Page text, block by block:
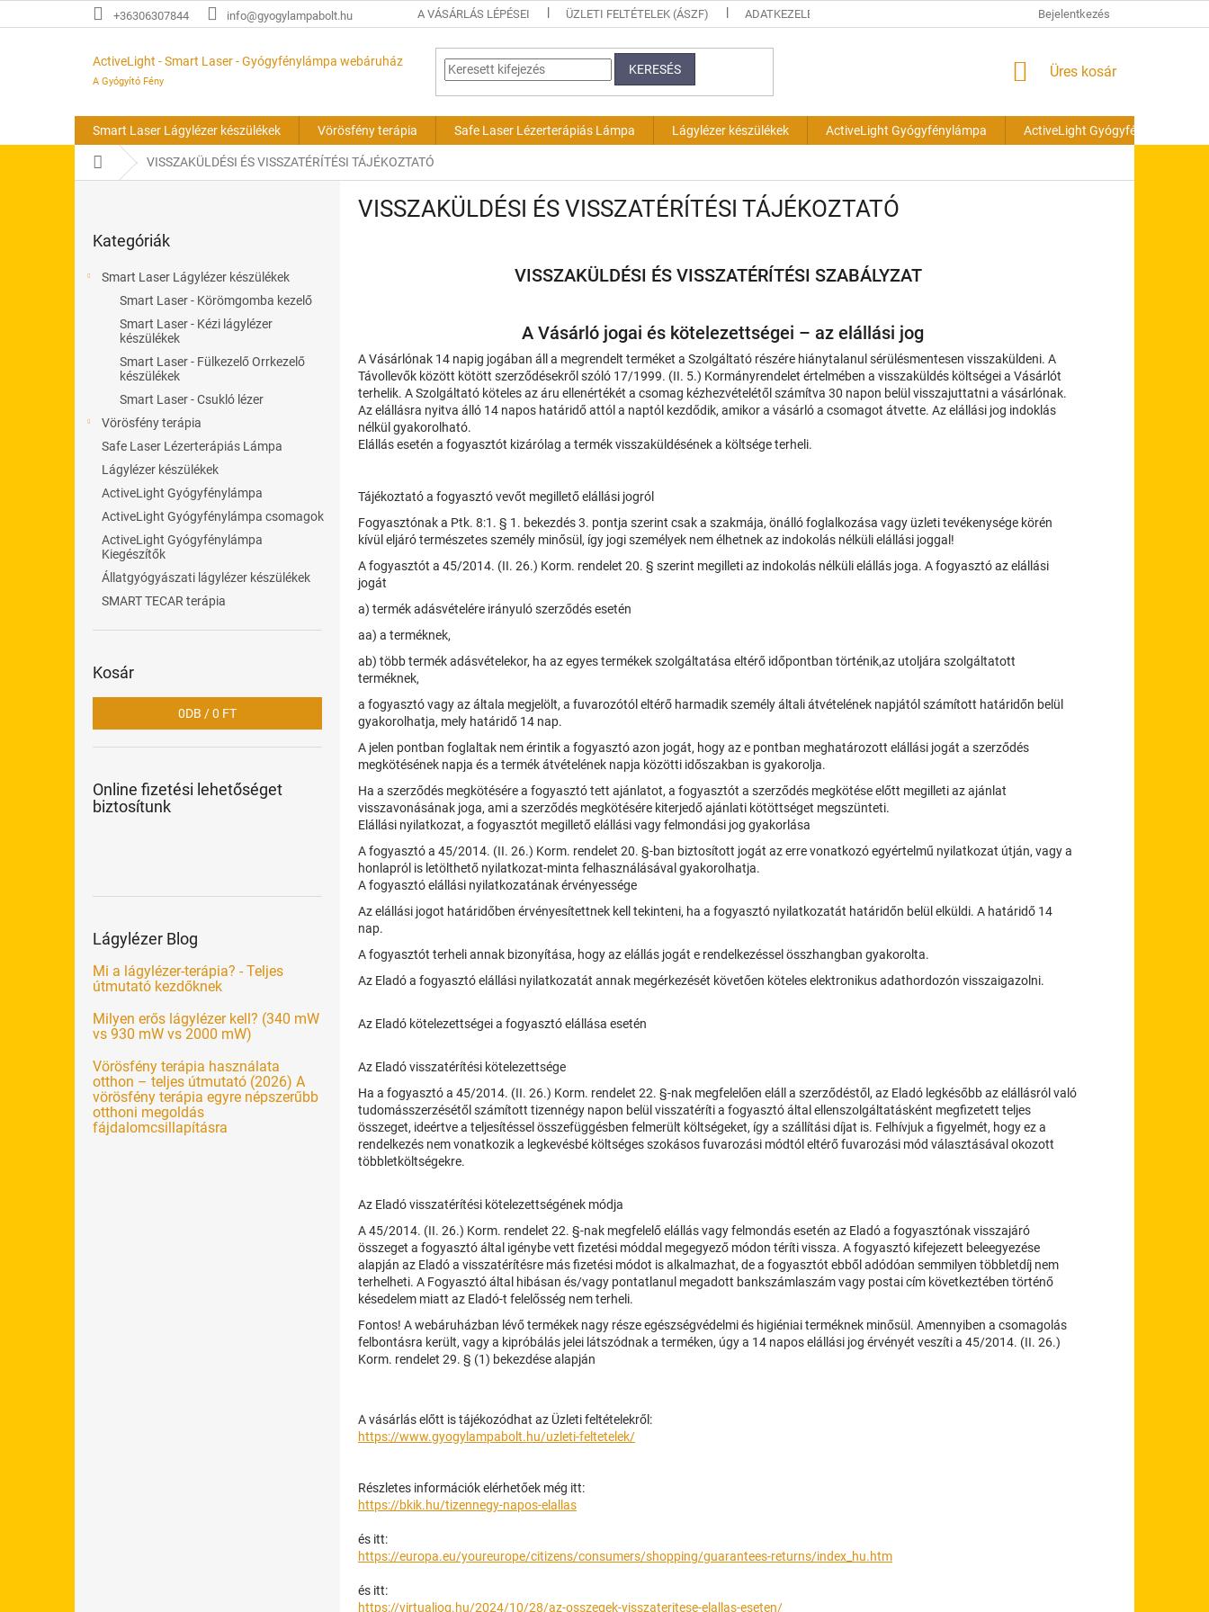
a
+36306307844 info@gyogylampabolt.hu A VÁSÁRLÁS LÉPÉSEI ÜZLETI FELTÉTELEK (ÁSZF) ADATKEZELÉSI TÁJÉKOZTATÓ Bejelentkezés
ActiveLight - Smart Laser - Gyógyfénylámpa webáruház
A Gyógyító Fény
KERESÉS KOSÁR
Üres kosár
Smart Laser Lágylézer készülékek Vörösfény terápia Safe Laser Lézerterápiás Lámpa Lágylézer készülékek ActiveLight Gyógyfénylámpa ActiveLight Gyógyfénylámpa
KezdőlapVISSZAKÜLDÉSI ÉS VISSZATÉRÍTÉSI TÁJÉKOZTATÓ
átugrása
Kategóriák
Smart Laser Lágylézer készülékek
Smart Laser - Körömgomba kezelő
Smart Laser - Kézi lágylézer
készülékek
Smart Laser - Fülkezelő Orrkezelő
készülékek
Smart Laser - Csukló lézer
Vörösfény terápia
Safe Laser Lézerterápiás Lámpa
Lágylézer készülékek
ActiveLight Gyógyfénylámpa
ActiveLight Gyógyfénylámpa csomagok
ActiveLight Gyógyfénylámpa
Kiegészítők
Állatgyógyászati lágylézer készülékek
SMART TECAR terápia
Kosár
0DB /0 FT
Online fizetési lehetőséget
biztosítunk
Lágylézer Blog
Mi a lágylézer-terápia? - Teljes
útmutató kezdőknek
Milyen erős lágylézer kell? (340 mW
vs 930 mW vs 2000 mW)
Vörösfény terápia használata
otthon – teljes útmutató (2026) A
vörösfény terápia egyre népszerűbb
otthoni megoldás
fájdalomcsillapításra
VISSZAKÜLDÉSI ÉS VISSZATÉRÍTÉSI TÁJÉKOZTATÓ
VISSZAKÜLDÉSI ÉS VISSZATÉRÍTÉSI SZABÁLYZAT
A Vásárló jogai és kötelezettségei – az elállási jog
A Vásárlónak 14 napig jogában áll a megrendelt terméket a Szolgáltató részére hiánytalanul sérülésmentesen visszaküldeni. A
Távollevők között kötött szerződésekről szóló 17/1999. (II. 5.) Kormányrendelet értelmében a visszaküldés költségei a Vásárlót
terhelik. A Szolgáltató köteles az áru ellenértékét a csomag kézhezvételétől számítva 30 napon belül visszajuttatni a vásárlónak.
Az elállásra nyitva álló 14 napos határidő attól a naptól kezdődik, amikor a vásárló a csomagot átvette. Az elállási jog indoklás
nélkül gyakorolható.
Elállás esetén a fogyasztót kizárólag a termék visszaküldésének a költsége terheli.
Tájékoztató a fogyasztó vevőt megillető elállási jogról
Fogyasztónak a Ptk. 8:1. § 1. bekezdés 3. pontja szerint csak a szakmája, önálló foglalkozása vagy üzleti tevékenysége körén
kívül eljáró természetes személy minősül, így jogi személyek nem élhetnek az indokolás nélküli elállási joggal!
A fogyasztót a 45/2014. (II. 26.) Korm. rendelet 20. § szerint megilleti az indokolás nélküli elállás joga. A fogyasztó az elállási
jogát
a) termék adásvételére irányuló szerződés esetén
aa) a terméknek,
ab) több termék adásvételekor, ha az egyes termékek szolgáltatása eltérő időpontban történik,az utoljára szolgáltatott
terméknek,
a fogyasztó vagy az általa megjelölt, a fuvarozótól eltérő harmadik személy általi átvételének napjától számított határidőn belül
gyakorolhatja, mely határidő 14 nap.
A jelen pontban foglaltak nem érintik a fogyasztó azon jogát, hogy az e pontban meghatározott elállási jogát a szerződés
megkötésének napja és a termék átvételének napja közötti időszakban is gyakorolja.
Ha a szerződés megkötésére a fogyasztó tett ajánlatot, a fogyasztót a szerződés megkötése előtt megilleti az ajánlat
visszavonásának joga, ami a szerződés megkötésére kiterjedő ajánlati kötöttséget megszünteti.
Elállási nyilatkozat, a fogyasztót megillető elállási vagy felmondási jog gyakorlása
A fogyasztó a 45/2014. (II. 26.) Korm. rendelet 20. §-ban biztosított jogát az erre vonatkozó egyértelmű nyilatkozat útján, vagy a
honlapról is letölthető nyilatkozat-minta felhasználásával gyakorolhatja.
A fogyasztó elállási nyilatkozatának érvényessége
Az elállási jogot határidőben érvényesítettnek kell tekinteni, ha a fogyasztó nyilatkozatát határidőn belül elküldi. A határidő 14
nap.
A fogyasztót terheli annak bizonyítása, hogy az elállás jogát e rendelkezéssel összhangban gyakorolta.
Az Eladó a fogyasztó elállási nyilatkozatát annak megérkezését követően köteles elektronikus adathordozón visszaigazolni.
Az Eladó kötelezettségei a fogyasztó elállása esetén
Az Eladó visszatérítési kötelezettsége
Ha a fogyasztó a 45/2014. (II. 26.) Korm. rendelet 22. §-nak megfelelően eláll a szerződéstől, az Eladó legkésőbb az elállásról való
tudomásszerzésétől számított tizennégy napon belül visszatéríti a fogyasztó által ellenszolgáltatásként megfizetett teljes
összeget, ideértve a teljesítéssel összefüggésben felmerült költségeket, így a szállítási díjat is. Felhívjuk a figyelmét, hogy ez a
rendelkezés nem vonatkozik a legkevésbé költséges szokásos fuvarozási módtól eltérő fuvarozási mód választásával okozott
többletköltségekre.
Az Eladó visszatérítési kötelezettségének módja
A 45/2014. (II. 26.) Korm. rendelet 22. §-nak megfelelő elállás vagy felmondás esetén az Eladó a fogyasztónak visszajáró
összeget a fogyasztó által igénybe vett fizetési móddal megegyező módon téríti vissza. A fogyasztó kifejezett beleegyezése
alapján az Eladó a visszatérítésre más fizetési módot is alkalmazhat, de a fogyasztót ebből adódóan semmilyen többletdíj nem
terhelheti. A Fogyasztó által hibásan és/vagy pontatlanul megadott bankszámlaszám vagy postai cím következtében történő
késedelem miatt az Eladó-t felelősség nem terheli.
Fontos! A webáruházban lévő termékek nagy része egészségvédelmi és higiéniai terméknek minősül. Amennyiben a csomagolás
felbontásra került, vagy a kipróbálás jelei látszódnak a terméken, úgy a 14 napos elállási jog érvényét veszíti a 45/2014. (II. 26.)
Korm. rendelet 29. § (1) bekezdése alapján
A vásárlás előtt is tájékozódhat az Üzleti feltételekről:
https://www.gyogylampabolt.hu/uzleti-feltetelek/
Részletes információk elérhetőek még itt:
https://bkik.hu/tizennegy-napos-elallas
és itt:
https://europa.eu/youreurope/citizens/consumers/shopping/guarantees-returns/index_hu.htm
és itt:
https://virtualjog.hu/2024/10/28/az-osszegek-visszateritese-elallas-eseten/